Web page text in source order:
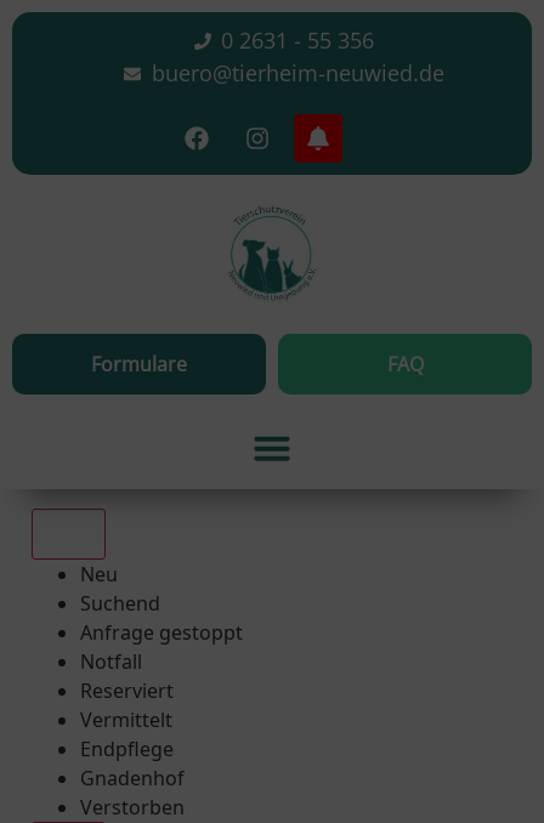
0 2631 - 55 356
buero@tierheim-neuwied.de
Formulare FAQ
Neu
Suchend
Anfrage gestoppt
Notfall
Reserviert
Vermittelt
Endpflege
Gnadenhof
Verstorben